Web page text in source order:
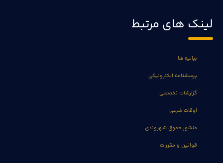
لینک های مرتبط
بیانیه ها
پرسشنامه الکترونیکی
گزارشات تخصصی
اوقات شرعی
منشور حقوق شهروندی
قوانین و مقررات